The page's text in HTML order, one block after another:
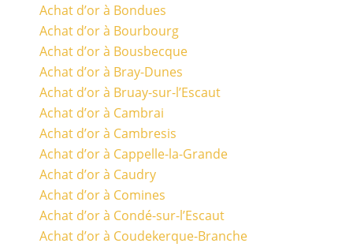
Achat d’or à Bondues
Achat d’or à Bourbourg
Achat d’or à Bousbecque
Achat d’or à Bray-Dunes
Achat d’or à Bruay-sur-l’Escaut
Achat d’or à Cambrai
Achat d’or à Cambresis
Achat d’or à Cappelle-la-Grande
Achat d’or à Caudry
Achat d’or à Comines
Achat d’or à Condé-sur-l’Escaut
Achat d’or à Coudekerque-Branche